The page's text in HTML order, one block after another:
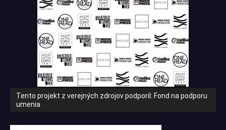
Tento projekt z verejných zdrojov podporil: Fond na podporu
umenia